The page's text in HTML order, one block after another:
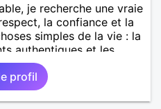
je recherche une vraie
la confiance et la
simples de la vie : la
authentiques et les
Très câlin et
moments de tendresse
La solitude finit parfois
Nouvelle-Calédonie et
profil